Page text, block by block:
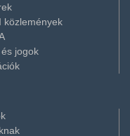
közlemények
jogok